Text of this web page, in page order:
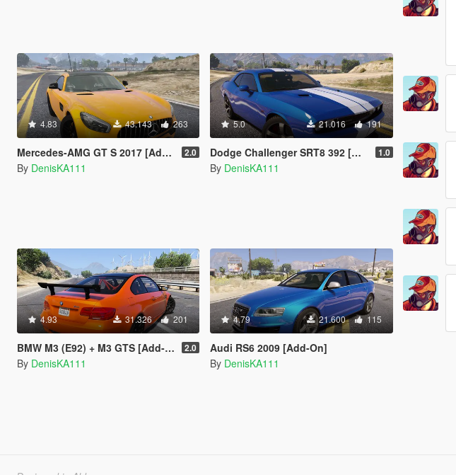
4.83 43.143 263
Mercedes-AMG GT S 2017 [Add-On | Auto Spoiler | Tuning] 2.0
By DenisKA111
5.0 21.016 191
Dodge Challenger SRT8 392 [Add-On] 1.0
By DenisKA111
4.93 31.326 201
BMW M3 (E92) + M3 GTS [Add-On] 2.0
By DenisKA111
4.79 21.600 115
Audi RS6 2009 [Add-On]
By DenisKA111